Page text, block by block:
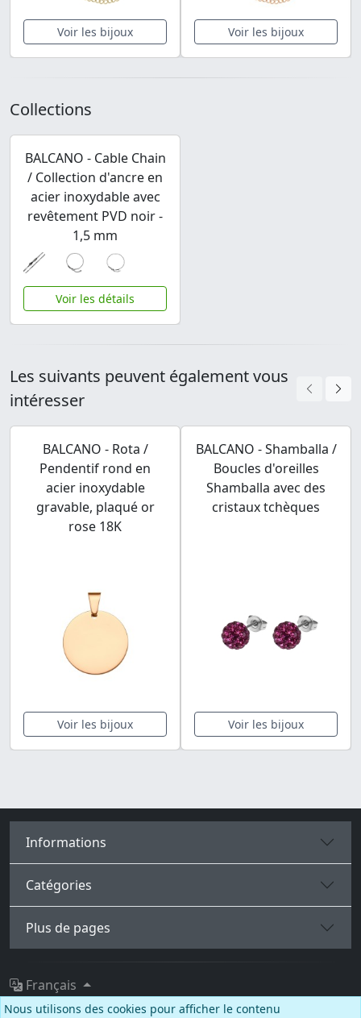
Voir les bijoux Voir les bijoux
Collections
BALCANO - Cable Chain
/ Collection d'ancre en
acier inoxydable avec
revêtement PVD noir -
1,5 mm
Voir les détails
Les suivants peuvent également vous
intéresser
BALCANO - Rota /
Pendentif rond en
acier inoxydable
gravable, plaqué or
rose 18K
Voir les bijoux
BALCANO - Shamballa /
Boucles d'oreilles
Shamballa avec des
cristaux tchèques
Voir les bijoux
Informations
Catégories
Plus de pages
Français
Nous utilisons des cookies pour afficher le contenu